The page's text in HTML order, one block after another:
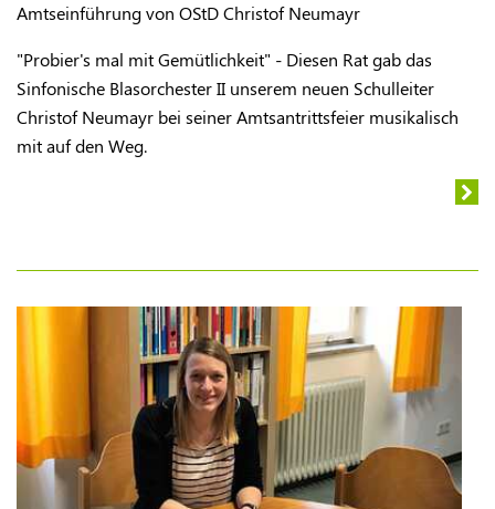
Amtseinführung von OStD Christof Neumayr
"Probier's mal mit Gemütlichkeit" - Diesen Rat gab das
Sinfonische Blasorchester II unserem neuen Schulleiter
Christof Neumayr bei seiner Amtsantrittsfeier musikalisch
mit auf den Weg.